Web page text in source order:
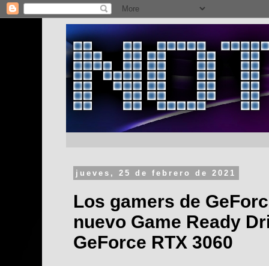
jueves, 25 de febrero de 2021
Los gamers de
nuevo Game Ready
GeForce RTX 3060